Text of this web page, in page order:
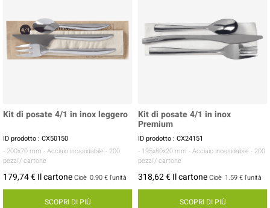
Kit di posate 4/1 in inox leggero
ID prodotto : CX50150
- 200x70 mm - Acciaio inossidabile - 200
pezzi / cartone
179,74 € Il cartoneCioè 0.90 € l'unità
SCOPRI DI PIÙ
Kit di posate 4/1 in inox
Premium
ID prodotto : CX24151
- 195x80x20 mm - Acciaio inossidabile - 200
pezzi / cartone
318,62 € Il cartoneCioè 1.59 € l'unità
SCOPRI DI PIÙ